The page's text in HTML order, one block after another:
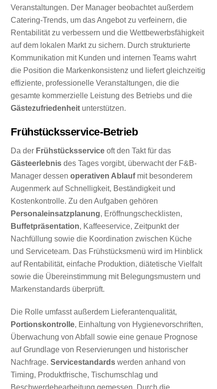
Veranstaltungen. Der Manager beobachtet außerdem
Catering-Trends, um das Angebot zu verfeinern, die
Rentabilität zu verbessern und die Wettbewerbsfähigkeit
auf dem lokalen Markt zu sichern. Durch strukturierte
Kommunikation mit Kunden und internen Teams wahrt
die Position die Markenkonsistenz und liefert gleichzeitig
effiziente, professionelle Veranstaltungen, die die
gesamte kommerzielle Leistung des Betriebs und die
Gästezufriedenheit unterstützen.
Frühstücksservice-Betrieb
Da der Frühstücksservice oft den Takt für das
Gästeerlebnis des Tages vorgibt, überwacht der F&B-
Manager dessenoperativen Ablaufmit besonderem
Augenmerk auf Schnelligkeit, Beständigkeit und
Kostenkontrolle. Zu den Aufgaben gehören
Personaleinsatzplanung, Eröffnungschecklisten,
Buffetpräsentation, Kaffeeservice, Zeitpunkt der
Nachfüllung sowie die Koordination zwischen Küche
und Serviceteam. Das Frühstücksmenü wird im Hinblick
auf Rentabilität, einfache Produktion, diätetische Vielfalt
sowie die Übereinstimmung mit Belegungsmustern und
Markenstandards überprüft.
Die Rolle umfasst außerdem Lieferantenqualität,
Portionskontrolle, Einhaltung von Hygienevorschriften,
Überwachung von Abfall sowie eine genaue Prognose
auf Grundlage von Reservierungen und historischer
Nachfrage.Servicestandards werden anhand von
Timing, Produktfrische, Tischumschlag und
Beschwerdebearbeitung gemessen. Durch die